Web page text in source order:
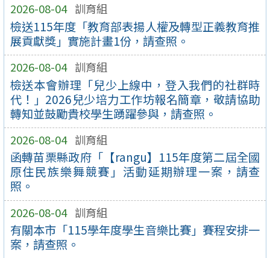
2026-08-04 訓育組
檢送115年度「教育部表揚人權及轉型正義教育推
展貢獻獎」實施計畫1份，請查照。
2026-08-04 訓育組
檢送本會辦理「兒少上線中，登入我們的社群時
代！」2026兒少培力工作坊報名簡章，敬請協助
轉知並鼓勵貴校學生踴躍參與，請查照。
2026-08-04 訓育組
函轉苗栗縣政府「【rangu】115年度第二屆全國
原住民族樂舞競賽」活動延期辦理一案，請查
照。
2026-08-04 訓育組
有關本市「115學年度學生音樂比賽」賽程安排一
案，請查照。